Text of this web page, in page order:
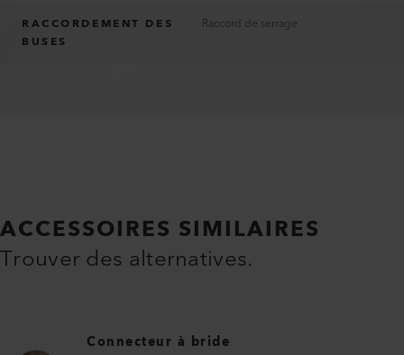
RACCORDEMENT DES
BUSES
Raccord de serrage
ACCESSOIRES SIMILAIRES
Trouver des alternatives.
Connecteur à bride